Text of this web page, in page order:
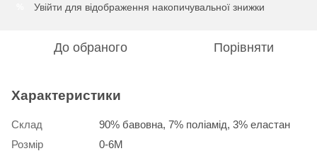
Увійти для відображення накопичувальної знижки
До обраного Порівняти
Характеристики
Склад
90% бавовна, 7% поліамід, 3% еластан
Розмір
0-6М